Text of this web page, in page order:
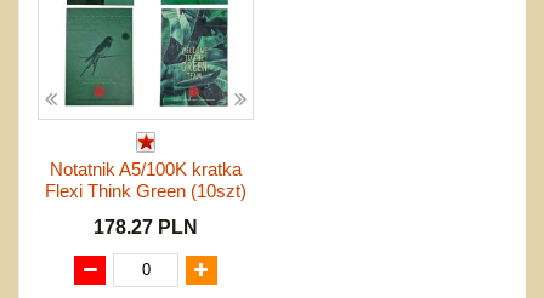
Notatnik A5/100K kratka
Flexi Think Green (10szt)
178.27 PLN